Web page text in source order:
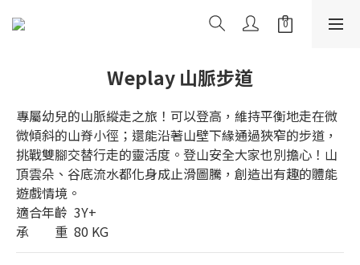
Weplay 山脈步道
專屬幼兒的山脈縱走之旅！可以登高，維持平衡地走在微
微傾斜的山脊小徑；還能沿著山壁下緣通過狹窄的步道，
挑戰雙腳交替行走的靈活度。登山安全大家也別擔心！山
頂雲朵、谷底流水都化身成止滑圖騰，創造出有趣的體能
遊戲情境。
適合年齡  3Y+
承　　重  80 KG